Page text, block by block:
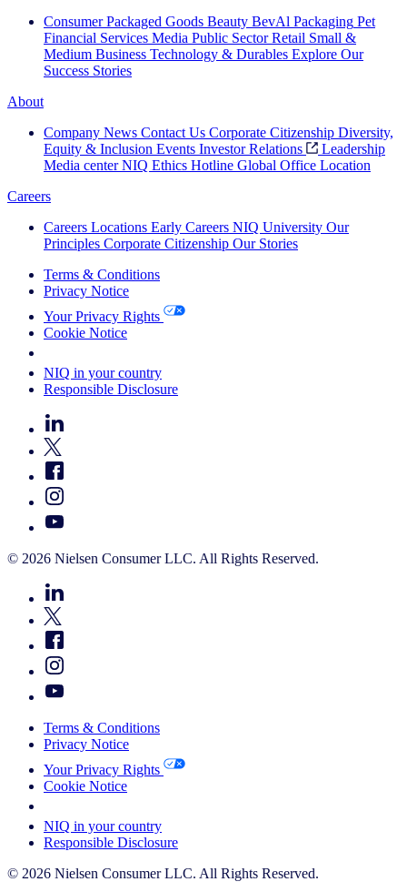
Consumer Packaged Goods Beauty BevAl Packaging Pet
Financial Services Media Public Sector Retail Small &
Medium Business Technology & Durables Explore Our
Success Stories
About
Company News Contact Us Corporate Citizenship Diversity,
Equity & Inclusion Events Investor Relations
Leadership
Media center NIQ Ethics Hotline Global Office Location
Careers
Careers Locations Early Careers NIQ University Our
Principles Corporate Citizenship Our Stories
Terms & Conditions
Privacy Notice
Your Privacy Rights
Cookie Notice
NIQ in your country
Responsible Disclosure
© 2026 Nielsen Consumer LLC. All Rights Reserved.
Terms & Conditions
Privacy Notice
Your Privacy Rights
Cookie Notice
NIQ in your country
Responsible Disclosure
© 2026 Nielsen Consumer LLC. All Rights Reserved.